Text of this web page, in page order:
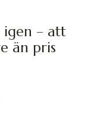
igen – att
än pris